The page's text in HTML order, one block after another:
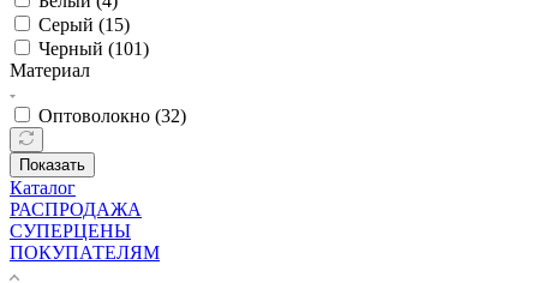
Серый (15)
Черный (101)
Материал
Оптоволокно (32)
Показать
Каталог
РАСПРОДАЖА
СУПЕРЦЕНЫ
ПОКУПАТЕЛЯМ